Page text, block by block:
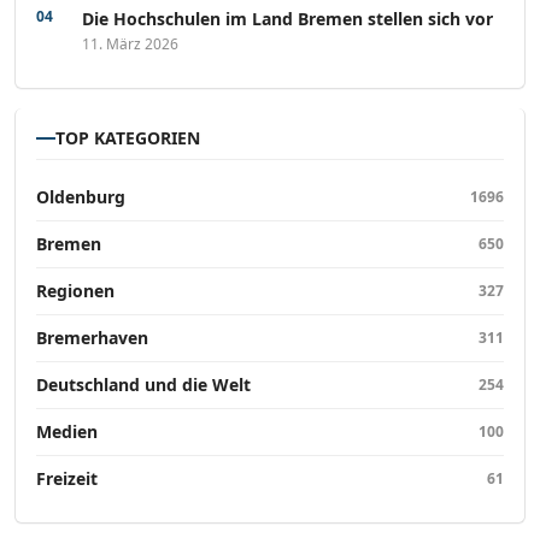
Die Hochschulen im Land Bremen stellen sich vor
11. März 2026
TOP KATEGORIEN
Oldenburg 1696
Bremen 650
Regionen 327
Bremerhaven 311
Deutschland und die Welt 254
Medien 100
Freizeit 61